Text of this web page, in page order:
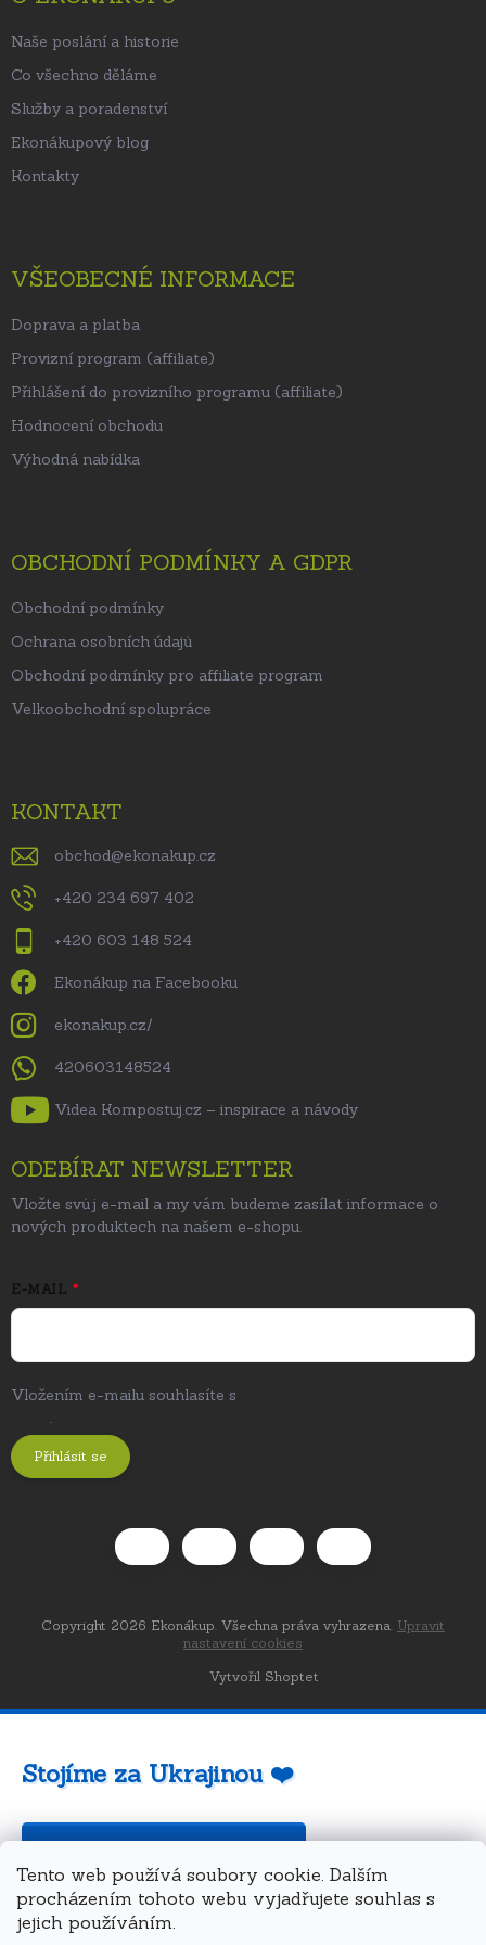
Tento web používá soubory cookie. Dalším
procházením tohoto webu vyjadřujete souhlas s
jejich používáním.
Naše poslání a historie
Co všechno děláme
Služby a poradenství
Ekonákupový blog
Kontakty
VŠEOBECNÉ INFORMACE
Doprava a platba
Provizní program (affiliate)
Přihlášení do provizního programu (affiliate)
Hodnocení obchodu
Výhodná nabídka
OBCHODNÍ PODMÍNKY A GDPR
Obchodní podmínky
Ochrana osobních údajů
Obchodní podmínky pro affiliate program
Velkoobchodní spolupráce
KONTAKT
obchod@ekonakup.cz
+420 234 697 402
+420 603 148 524
Ekonákup na Facebooku
ekonakup.cz/
420603148524
Videa Kompostuj.cz – inspirace a návody
ODEBÍRAT NEWSLETTER
Vložte svůj e-mail a my vám budeme zasílat informace o
nových produktech na našem e-shopu.
E-MAIL
Vložením e-mailu souhlasíte s
.
Přihlásit se
Vytvořil Shoptet
Copyright 2026 Ekonákup. Všechna práva vyhrazena. Upravit
nastavení cookies
Stojíme za Ukrajinou ❤️